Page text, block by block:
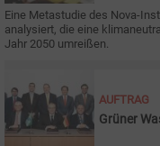
Eine Metastudie des Nova-
analysiert, die eine
Jahr 2050 umreißen.
AUFTRAG
Grüner